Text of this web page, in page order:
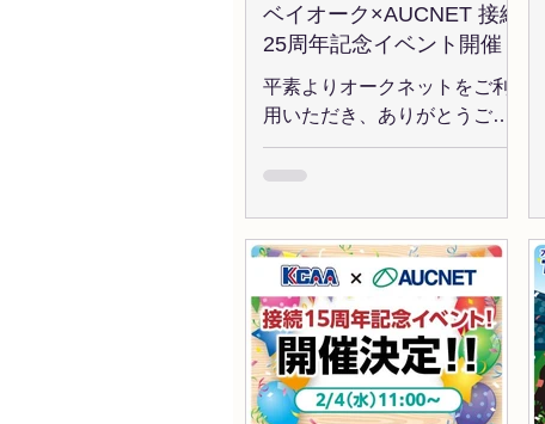
申し込 18:00) TEL：03-6440-2240
ベイオーク×AUCNET 接続
25周年記念イベント開催！
平素よりオークネットをご利
用いただき、ありがとうござ
います。 この度、ベイオーク
×AUCNET 接続25周年記念イ
ットライブオークションのベ
イオーク会場にてご落札いた
だいた皆様に、台数に応じて
感謝の気持ちをプレゼント！
イベント当日に向けていつも
以上に良質な出品車両が集ま